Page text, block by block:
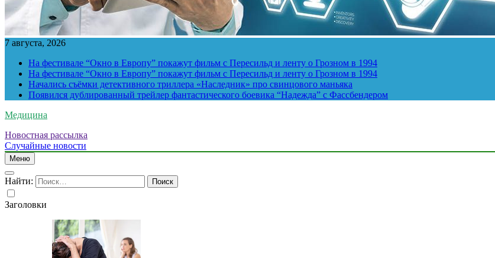
7 августа, 2026
На фестивале “Окно в Европу” покажут фильм с Пересильд и ленту о Грозном в 1994
На фестивале “Окно в Европу” покажут фильм с Пересильд и ленту о Грозном в 1994
Начались съёмки детективного триллера «Наследник» про свинцового маньяка
Появился дублированный трейлер фантастического боевика “Надежда” с Фассбендером
Медицина
Новостная рассылка
Случайные новости
Меню
Найти:
Заголовки